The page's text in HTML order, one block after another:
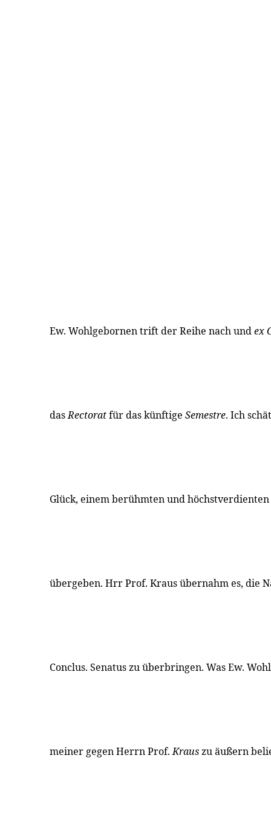
Ew. Wohlgebornen trift der Reihe nach undex
dasRectoratfür das künftige Semestre. Ich
Glück, einem berühmten und
übergeben. Hrr Prof. Kraus übernahm es, die
Conclus. Senatus zu überbringen. Was Ew.
meiner gegen Herrn Prof.Krauszu äußern